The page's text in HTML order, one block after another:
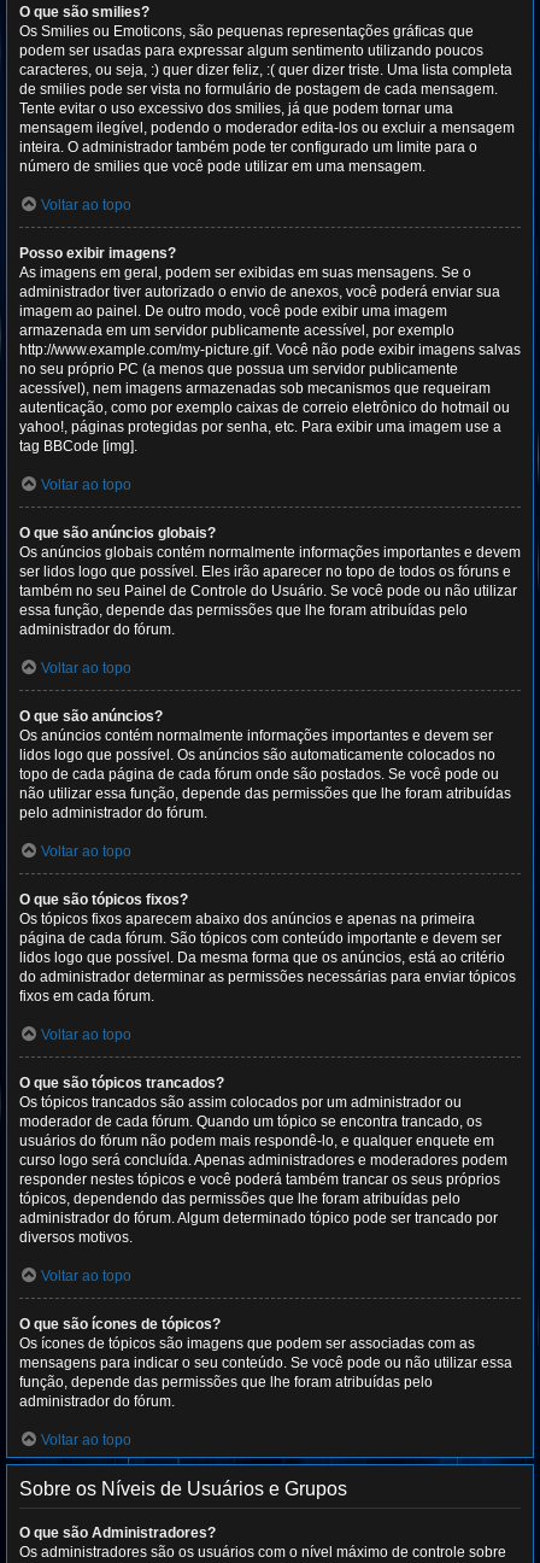
O que são smilies?
Os Smilies ou Emoticons, são pequenas representações gráficas que
podem ser usadas para expressar algum sentimento utilizando poucos
caracteres, ou seja, :) quer dizer feliz, :( quer dizer triste. Uma lista completa
de smilies pode ser vista no formulário de postagem de cada mensagem.
Tente evitar o uso excessivo dos smilies, já que podem tornar uma
mensagem ilegível, podendo o moderador edita-los ou excluir a mensagem
inteira. O administrador também pode ter configurado um limite para o
número de smilies que você pode utilizar em uma mensagem.
Voltar ao topo
Posso exibir imagens?
As imagens em geral, podem ser exibidas em suas mensagens. Se o
administrador tiver autorizado o envio de anexos, você poderá enviar sua
imagem ao painel. De outro modo, você pode exibir uma imagem
armazenada em um servidor publicamente acessível, por exemplo
http://www.example.com/my-picture.gif. Você não pode exibir imagens salvas
no seu próprio PC (a menos que possua um servidor publicamente
acessível), nem imagens armazenadas sob mecanismos que requeiram
autenticação, como por exemplo caixas de correio eletrônico do hotmail ou
yahoo!, páginas protegidas por senha, etc. Para exibir uma imagem use a
tag BBCode [img].
Voltar ao topo
O que são anúncios globais?
Os anúncios globais contém normalmente informações importantes e devem
ser lidos logo que possível. Eles irão aparecer no topo de todos os fóruns e
também no seu Painel de Controle do Usuário. Se você pode ou não utilizar
essa função, depende das permissões que lhe foram atribuídas pelo
administrador do fórum.
Voltar ao topo
O que são anúncios?
Os anúncios contém normalmente informações importantes e devem ser
lidos logo que possível. Os anúncios são automaticamente colocados no
topo de cada página de cada fórum onde são postados. Se você pode ou
não utilizar essa função, depende das permissões que lhe foram atribuídas
pelo administrador do fórum.
Voltar ao topo
O que são tópicos fixos?
Os tópicos fixos aparecem abaixo dos anúncios e apenas na primeira
página de cada fórum. São tópicos com conteúdo importante e devem ser
lidos logo que possível. Da mesma forma que os anúncios, está ao critério
do administrador determinar as permissões necessárias para enviar tópicos
fixos em cada fórum.
Voltar ao topo
O que são tópicos trancados?
Os tópicos trancados são assim colocados por um administrador ou
moderador de cada fórum. Quando um tópico se encontra trancado, os
usuários do fórum não podem mais respondê-lo, e qualquer enquete em
curso logo será concluída. Apenas administradores e moderadores podem
responder nestes tópicos e você poderá também trancar os seus próprios
tópicos, dependendo das permissões que lhe foram atribuídas pelo
administrador do fórum. Algum determinado tópico pode ser trancado por
diversos motivos.
Voltar ao topo
O que são ícones de tópicos?
Os ícones de tópicos são imagens que podem ser associadas com as
mensagens para indicar o seu conteúdo. Se você pode ou não utilizar essa
função, depende das permissões que lhe foram atribuídas pelo
administrador do fórum.
Voltar ao topo
Sobre os Níveis de Usuários e Grupos
O que são Administradores?
Os administradores são os usuários com o nível máximo de controle sobre